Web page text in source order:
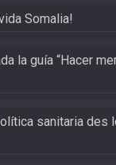
Somalia!
la guía “Hacer
sanitaria des